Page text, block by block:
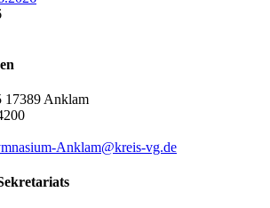
17389 Anklam
Anklam@kreis-vg.de